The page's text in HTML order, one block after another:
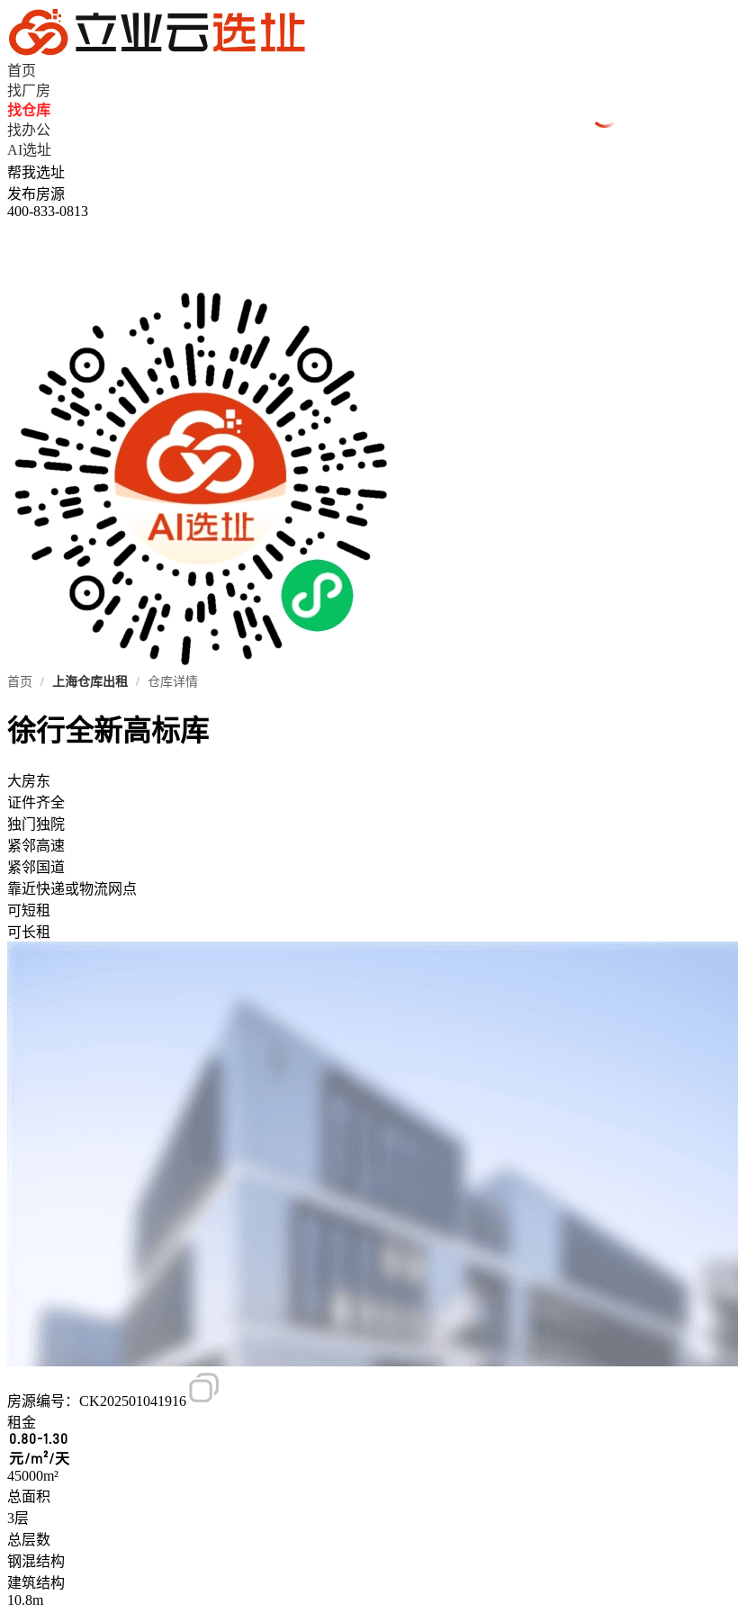
首页
找厂房
找仓库
找办公
AI选址
帮我选址
发布房源
400-833-0813
首页 / 上海仓库出租 / 仓库详情
徐行全新高标库
大房东
证件齐全
独门独院
紧邻高速
紧邻国道
靠近快递或物流网点
可短租
可长租
房源编号：CK202501041916
租金
0.80-1.30
元/m²/天
45000m²
总面积
3层
总层数
钢混结构
建筑结构
10.8m